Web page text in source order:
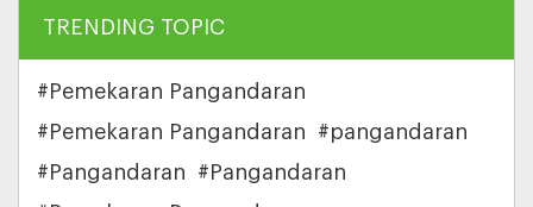
TRENDING TOPIC
#Pemekaran Pangandaran
#Pemekaran Pangandaran
#pangandaran
#Pangandaran
#Pangandaran